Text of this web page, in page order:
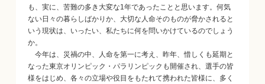
も、実に、苦難の多き大変な1年であったことと思います。何気
ない日々の暮らしばかりか、大切な人命そのものが脅かされると
いう現状は、いったい、私たちに何を問いかけているのでしょう
か。
今年は、災禍の中、人命を第一に考え、昨年、惜しくも延期と
なった東京オリンピック・パラリンピックも開催され、選手の皆
様をはじめ、各々の立場や役目をもたれて携われた皆様に、多く